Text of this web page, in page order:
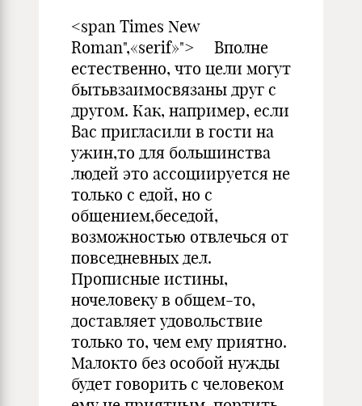
<span Times New
Roman",«serif»"> Вполне
естественно, что цели могут
бытьвзаимосвязаны друг с
другом. Как, например, если
Вас пригласили в гости на
ужин,то для большинства
людей это ассоциируется не
только с едой, но с
общением,беседой,
возможностью отвлечься от
повседневных дел.
Прописные истины,
ночеловеку в общем-то,
доставляет удовольствие
только то, чем ему приятно.
Малокто без особой нужды
будет говорить с человеком